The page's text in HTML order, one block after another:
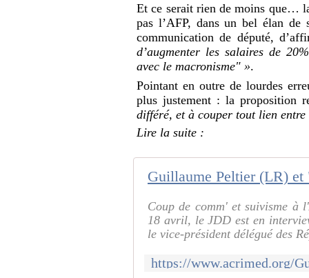
Et ce serait rien de moins que…
pas l’AFP, dans un bel élan de
communication de député,
d’augmenter les salaires de
avec le macronisme" ».
Pointant en outre de lourdes
plus justement : la proposition
différé, et à couper tout lien
Lire la suite :
Coup de comm' et suivisme
18 avril, le JDD est en
le vice-président délégué des